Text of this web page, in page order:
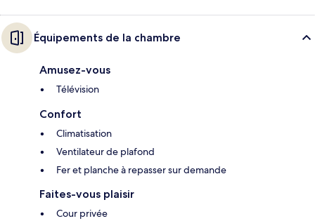
Équipements de la chambre
Amusez-vous
Télévision
Confort
Climatisation
Ventilateur de plafond
Fer et planche à repasser sur demande
Faites-vous plaisir
Cour privée